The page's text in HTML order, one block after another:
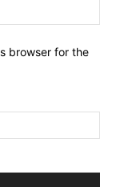
browser for the